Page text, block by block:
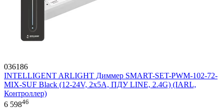
036186
INTELLIGENT ARLIGHT Диммер SMART-SET-PWM-102-72-
MIX-SUF Black (12-24V, 2x5A, ПДУ LINE, 2.4G) (IARL,
Контроллер)
6 59846